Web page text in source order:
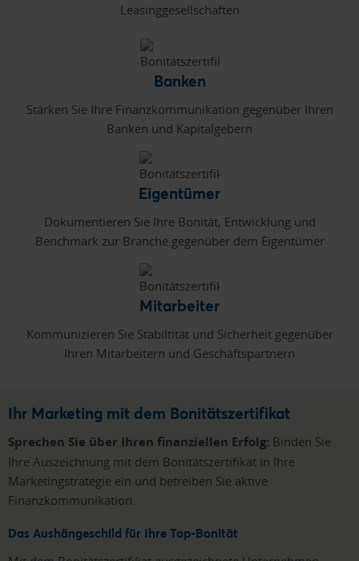
Leasinggesellschaften
Banken
Stärken Sie Ihre Finanzkommunikation gegenüber Ihren
Banken und Kapitalgebern
Eigentümer
Dokumentieren Sie Ihre Bonität, Entwicklung und
Benchmark zur Branche gegenüber dem Eigentümer
Mitarbeiter
Kommunizieren Sie Stabiltität und Sicherheit gegenüber
Ihren Mitarbeitern und Geschäftspartnern
Ihr Marketing mit dem Bonitätszertifikat
Sprechen Sie über Ihren finanziellen Erfolg: Binden Sie
Ihre Auszeichnung mit dem Bonitätszertifikat in Ihre
Marketingstrategie ein und betreiben Sie aktive
Finanzkommunikation.
Das Aushängeschild für Ihre Top-Bonität